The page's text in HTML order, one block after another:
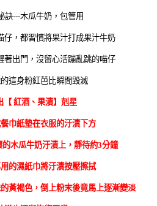
訣---木瓜牛奶，包管用
仔，都習慣將果汁打成果汁牛奶
著出門，沒留心活蹦亂跳的喵仔
這身粉紅芭比瞬間毀滅
【 紅酒、果漬】剋星
巾紙墊在衣服的汙漬下方
木瓜牛奶汙漬上，靜待約3分鐘
的濕紙巾將汙漬按壓擦拭
黃褐色，倒上粉末後竟馬上逐漸變淡